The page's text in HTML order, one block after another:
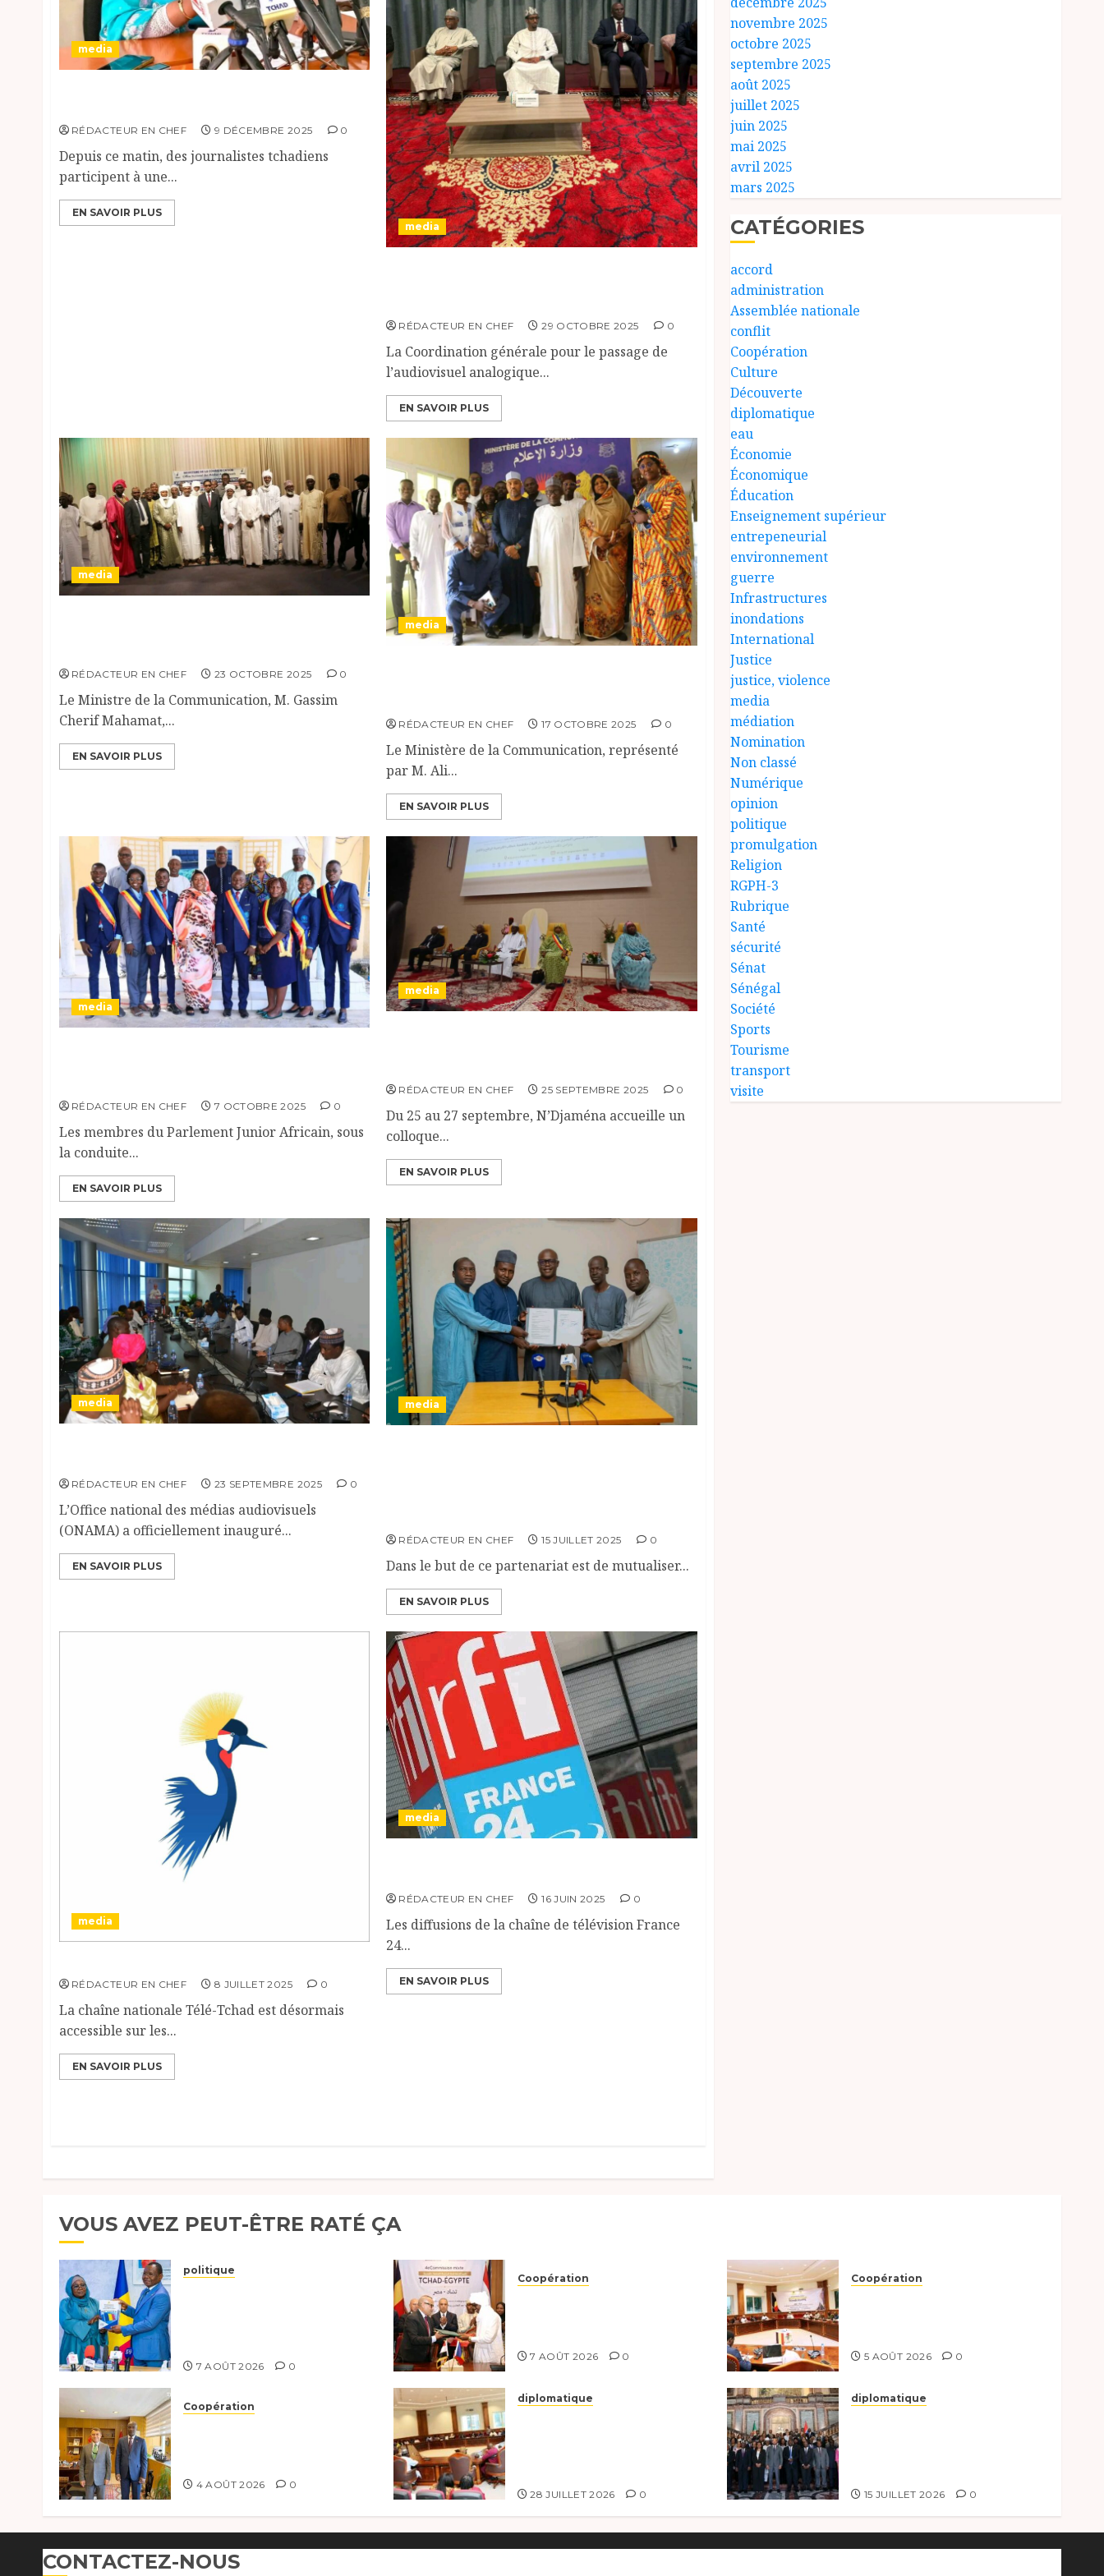
media
RÉDACTEUR EN CHEF 9 DÉCEMBRE 2025 0
Depuis ce matin, des journalistes tchadiens
participent à une...
EN SAVOIR PLUS
media
RÉDACTEUR EN CHEF 29 OCTOBRE 2025 0
La Coordination générale pour le passage de
l’audiovisuel analogique...
EN SAVOIR PLUS
media
RÉDACTEUR EN CHEF 23 OCTOBRE 2025 0
Le Ministre de la Communication, M. Gassim
Cherif Mahamat,...
EN SAVOIR PLUS
media
RÉDACTEUR EN CHEF 17 OCTOBRE 2025 0
Le Ministère de la Communication, représenté
par M. Ali...
EN SAVOIR PLUS
media
RÉDACTEUR EN CHEF 7 OCTOBRE 2025 0
Les membres du Parlement Junior Africain, sous
la conduite...
EN SAVOIR PLUS
media
RÉDACTEUR EN CHEF 25 SEPTEMBRE 2025 0
Du 25 au 27 septembre, N’Djaména accueille un
colloque...
EN SAVOIR PLUS
media
RÉDACTEUR EN CHEF 23 SEPTEMBRE 2025 0
L’Office national des médias audiovisuels
(ONAMA) a officiellement inauguré...
EN SAVOIR PLUS
media
RÉDACTEUR EN CHEF 15 JUILLET 2025 0
Dans le but de ce partenariat est de mutualiser...
EN SAVOIR PLUS
media
RÉDACTEUR EN CHEF 8 JUILLET 2025 0
La chaîne nationale Télé-Tchad est désormais
accessible sur les...
EN SAVOIR PLUS
media
RÉDACTEUR EN CHEF 16 JUIN 2025 0
Les diffusions de la chaîne de télévision France
24...
EN SAVOIR PLUS
novembre 2025
octobre 2025
septembre 2025
août 2025
juillet 2025
juin 2025
mai 2025
avril 2025
mars 2025
CATÉGORIES
accord
administration
Assemblée nationale
conflit
Coopération
Culture
Découverte
diplomatique
eau
Économie
Économique
Éducation
Enseignement supérieur
entrepeneurial
environnement
guerre
Infrastructures
inondations
International
Justice
justice, violence
media
médiation
Nomination
Non classé
Numérique
opinion
politique
promulgation
Religion
RGPH-3
Rubrique
Santé
sécurité
Sénat
Sénégal
Société
Sports
Tourisme
transport
visite
VOUS AVEZ PEUT-ÊTRE RATÉ ÇA
politique
7 AOÛT 2026 0
Coopération
7 AOÛT 2026 0
Coopération
5 AOÛT 2026 0
Coopération
4 AOÛT 2026 0
diplomatique
28 JUILLET 2026 0
diplomatique
15 JUILLET 2026 0
CONTACTEZ-NOUS